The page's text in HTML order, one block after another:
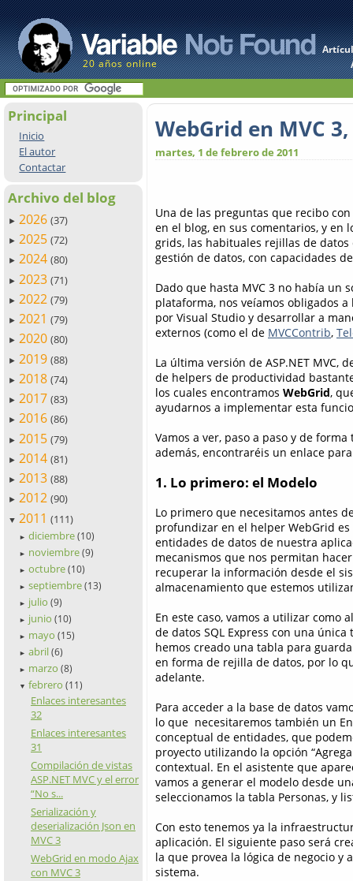
20 años online
Principal
Inicio
El autor
Contactar
Archivo del blog
► 2026 (37)
► 2025 (72)
► 2024 (80)
► 2023 (71)
► 2022 (79)
► 2021 (79)
► 2020 (80)
► 2019 (88)
► 2018 (74)
► 2017 (83)
► 2016 (86)
► 2015 (79)
► 2014 (81)
► 2013 (88)
► 2012 (90)
▼ 2011 (111)
► diciembre (10)
► noviembre (9)
► octubre (10)
► septiembre (13)
► julio (9)
► junio (10)
► mayo (15)
► abril (6)
► marzo (8)
▼ febrero (11)
Enlaces interesantes
32
Enlaces interesantes
31
Compilación de vistas
ASP.NET MVC y el error
“No s...
Serialización y
deserialización Json en
MVC 3
WebGrid en modo Ajax
con MVC 3
WebGrid en MVC
martes, 1 de febrero de 2011
Una de las preguntas que recibo
en el blog, en sus comentarios, y en
grids, las habituales rejillas de
gestión de datos, con capacidades
Dado que hasta MVC 3 no había
plataforma, nos veíamos obligados
por Visual Studio y desarrollar a
externos (como el de MVCContrib,
La última versión de ASP.NET MVC,
de helpers de productividad
los cuales encontramos WebGrid,
ayudarnos a implementar esta
Vamos a ver, paso a paso y de
además, encontraréis un enlace
1. Lo primero: el Modelo
Lo primero que necesitamos antes
profundizar en el helper WebGrid
entidades de datos de nuestra
mecanismos que nos permitan
recuperar la información desde el
almacenamiento que estemos
En este caso, vamos a utilizar como
de datos SQL Express con una única
hemos creado una tabla para
en forma de rejilla de datos, por lo
adelante.
Para acceder a la base de datos
lo que necesitaremos también un
conceptual de entidades, que
proyecto utilizando la opción
contextual. En el asistente que
vamos a generar el modelo desde
seleccionamos la tabla Personas, y
Con esto tenemos ya la
aplicación. El siguiente paso será
la que provea la lógica de negocio y
sistema.